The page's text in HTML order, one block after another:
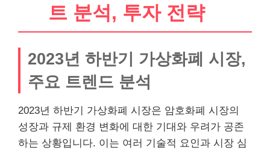
트 분석, 투자 전략
2023년 하반기 가상화폐 시장,
주요 트렌드 분석
2023년 하반기 가상화폐 시장은 암호화폐 시장의
성장과 규제 환경 변화에 대한 기대와 우려가 공존
하는 상황입니다. 이는 여러 기술적 요인과 시장 심